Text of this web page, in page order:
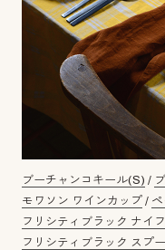
ブーチャンコキール(S) /
モワソン ワインカップ /
フリシティブラック ナイフ
フリシティブラック スプ